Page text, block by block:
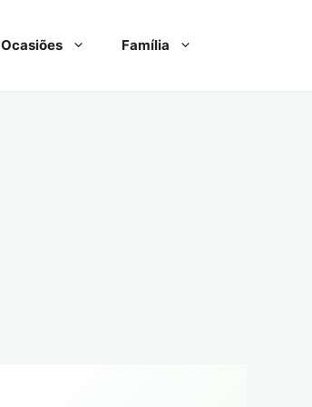
Ocasiões Família